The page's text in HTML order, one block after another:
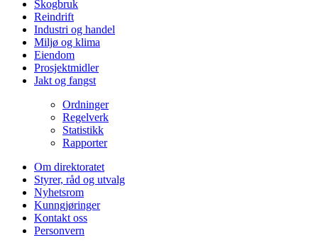
Skogbruk
Reindrift
Industri og handel
Miljø og klima
Eiendom
Prosjektmidler
Jakt og fangst
Ordninger
Regelverk
Statistikk
Rapporter
Om direktoratet
Styrer, råd og utvalg
Nyhetsrom
Kunngjøringer
Kontakt oss
Personvern